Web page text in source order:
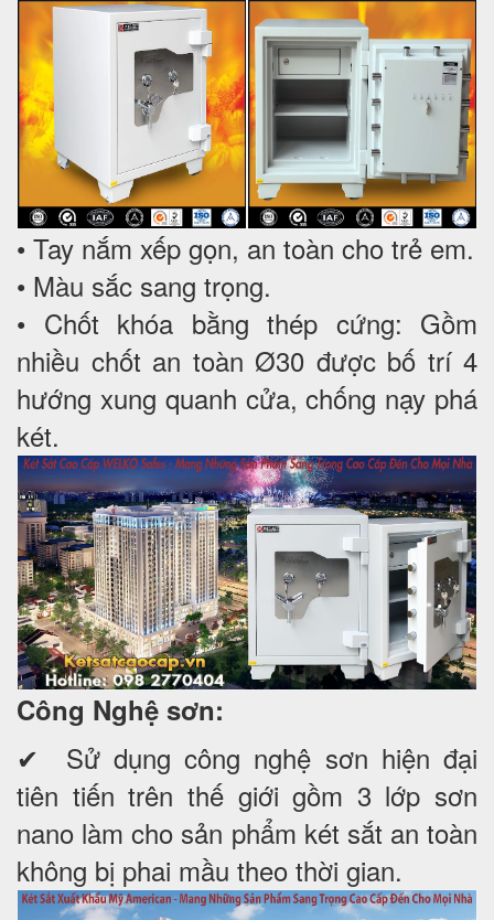
• Tay nắm xếp gọn, an toàn cho trẻ em.
• Màu sắc sang trọng.
• Chốt khóa bằng thép cứng: Gồm
nhiều chốt an toàn Ø30 được bố trí 4
hướng xung quanh cửa, chống nạy phá
két.
Công Nghệ sơn:
✔ Sử dụng công nghệ sơn hiện đại
tiên tiến trên thế giới gồm 3 lớp sơn
nano làm cho sản phẩm két sắt an toàn
không bị phai mầu theo thời gian.